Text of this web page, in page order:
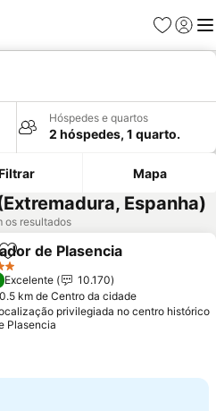
Favoritos
Iniciar
Hóspedes e quartos
2 hóspedes, 1 quarto.
Mapa
Espanha)
os resultados
Adicionar aos favoritos
de Plasencia
Excelente
10.170
km de Centro da cidade
privilegiada no centro histórico
Plasencia